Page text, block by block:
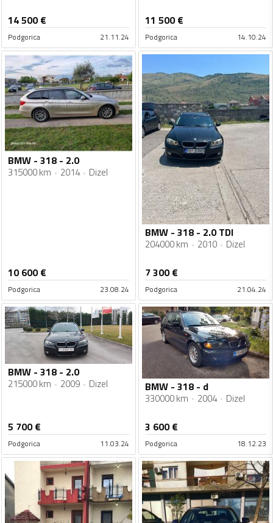
14 500€
Podgorica 21.11.24
11 500€
Podgorica 14.10.24
BMW - 318 - 2.0
315000 km 2014 Dizel
10 600€
Podgorica 23.08.24
BMW - 318 - 2.0 TDI
204000 km 2010 Dizel
7 300€
Podgorica 21.04.24
BMW - 318 - 2.0
215000 km 2009 Dizel
5 700€
Podgorica 11.03.24
BMW - 318 - d
330000 km 2004 Dizel
3 600€
Podgorica 18.12.23